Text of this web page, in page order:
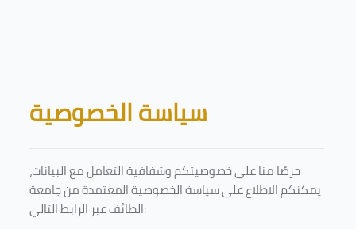
Blocks
سياسة الخصوصية
حرصًا منا على خصوصيتكم وشفافية التعامل مع البيانات،
يمكنكم الاطلاع على سياسة الخصوصية المعتمدة من جامعة
الطائف عبر الرابط التالي: